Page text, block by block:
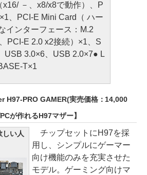
x16/ －、x8/x8で動作）、P
、PCI-E Mini Card（ ハー
インターフェース：M.2
PCI-E 2.0 x2接続）×1、S
USB 3.0×6、USB 2.0×7● L
T×1
H97-PRO GAMER(実売価格：14,000
が作れるH97マザー】
しい人
チップセットにH97を採
用し、シンプルにゲーマー
向け機能のみを充実させた
モデル。ゲーミング向けマ